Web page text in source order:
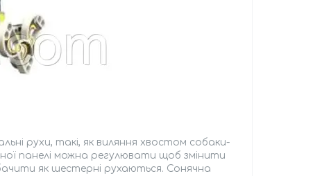
рухи, такі, як виляння хвостом собаки-
панелі можна регулювати щоб змінити
як шестерні рухаються. Сонячна